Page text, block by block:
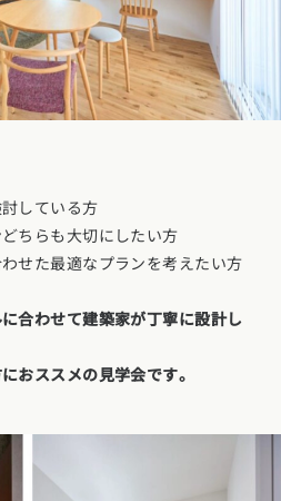
している方
ちらも大切にしたい方
せた最適なプランを考えたい方
合わせて建築家が丁寧に設計し
おススメの見学会です。